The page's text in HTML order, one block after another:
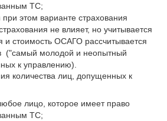
ТС;
при этом варианте страхования
не влияет, но учитывается
и стоимость ОСАГО рассчитывается
("самый молодой и неопытный
к управлению).
количества лиц, допущенных к
лицо, которое имеет право
ТС;